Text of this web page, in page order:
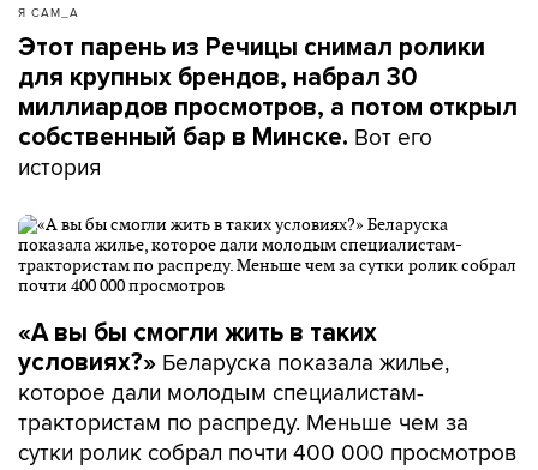
Я САМ_А
Этот парень из Речицы снимал ролики
для крупных брендов, набрал 30
миллиардов просмотров, а потом открыл
собственный бар в Минске. Вот его
история
«А вы бы смогли жить в таких
условиях?» Беларуска показала жилье,
которое дали молодым специалистам-
трактористам по распреду. Меньше чем за
сутки ролик собрал почти 400 000 просмотров